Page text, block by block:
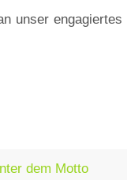
unser
dem Motto